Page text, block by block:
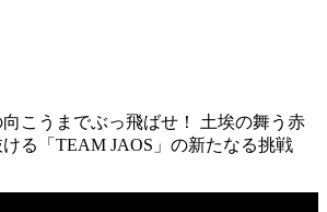
こうまでぶっ飛ばせ！ 土埃の舞う赤
る「TEAM JAOS」の新たなる挑戦